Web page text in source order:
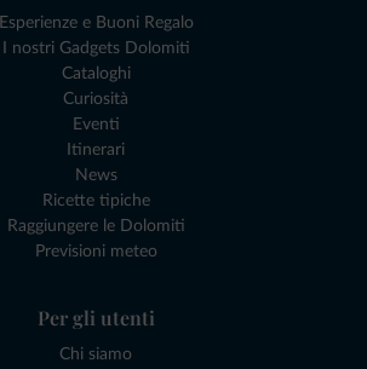
Esperienze e Buoni Regalo
I nostri Gadgets Dolomiti
Cataloghi
Curiosità
Eventi
Itinerari
News
Ricette tipiche
Raggiungere le Dolomiti
Previsioni meteo
Per gli utenti
Chi siamo